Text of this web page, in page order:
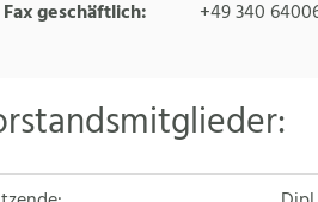
Fax geschäftlich:
+49 340